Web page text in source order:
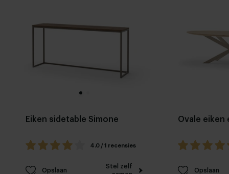
Dit vind je misschien ook
Speciaal voor jou geselecteerd.